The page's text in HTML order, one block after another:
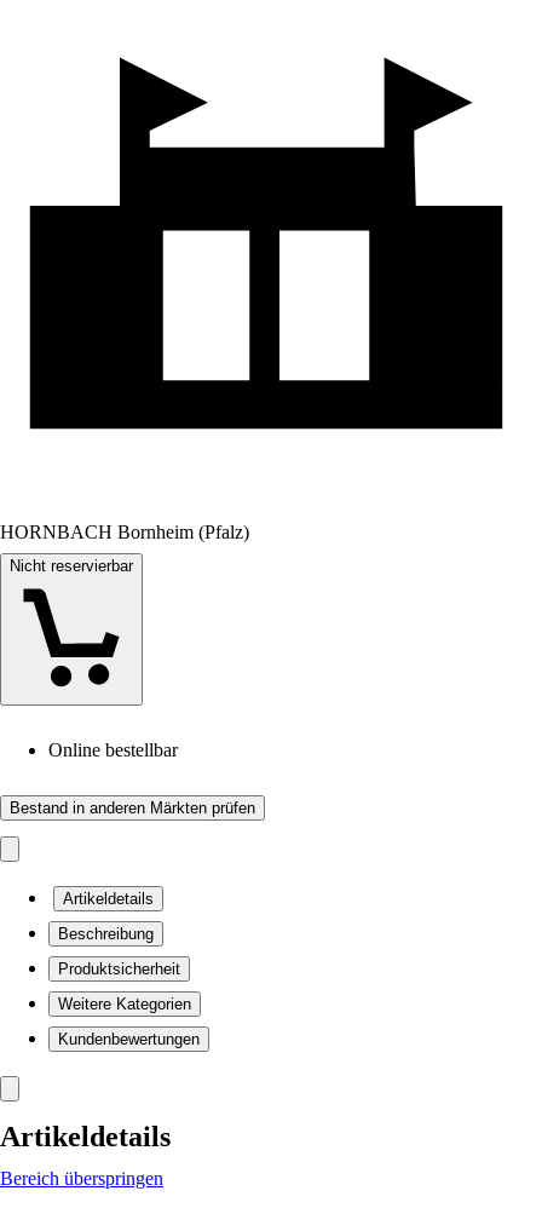
HORNBACH Bornheim (Pfalz)
Nicht reservierbar
Online bestellbar
Bestand in anderen Märkten prüfen
Artikeldetails
Beschreibung
Produktsicherheit
Weitere Kategorien
Kundenbewertungen
Artikeldetails
Bereich überspringen